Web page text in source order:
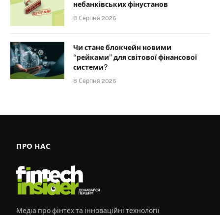
небанківських фінустанов
8 Серпня 2026
Чи стане блокчейн новими
“рейками” для світової фінансової
системи?
8 Серпня 2026
ПРО НАС
Медіа про фінтех та інноваційні технології